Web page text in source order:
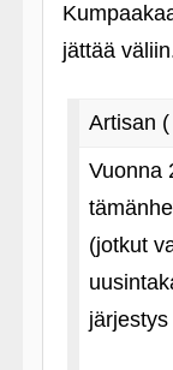
jättää
Artisan (
Vuonna
(jotkut